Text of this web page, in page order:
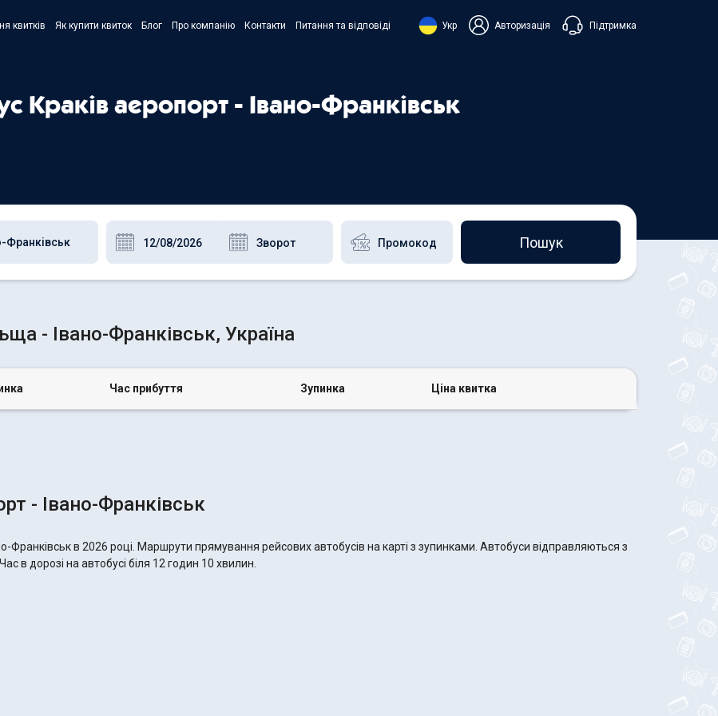
квитків Як купити квиток Блог Про компанію Контакти Питання та відповіді Укр
- Polski
Авторизація Підтримка
Чат в Messenger
Краків аеропорт - Івано-Франківськ
Пошук
- Івано-Франківськ, Україна
Час прибуття Зупинка Ціна квитка
- Івано-Франківськ
Франківськ в 2026 році. Маршрути прямування рейсових автобусів на карті з зупинками. Автобуси відправляються з
в дорозі на автобусі біля 12 годин 10 хвилин.